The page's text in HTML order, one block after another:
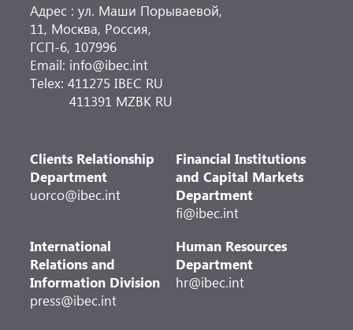
Адрес : ул. Маши Порываевой,
11, Москва, Россия,
ГСП-6, 107996
Email: info@ibec.int
Telex: 411275 IBEC RU
411391 MZBK RU
Clients Relationship
Department
uorco@ibec.int
Financial Institutions
and Capital Markets
Department
fi@ibec.int
International
Relations and
Information Division
press@ibec.int
Human Resources
Department
hr@ibec.int